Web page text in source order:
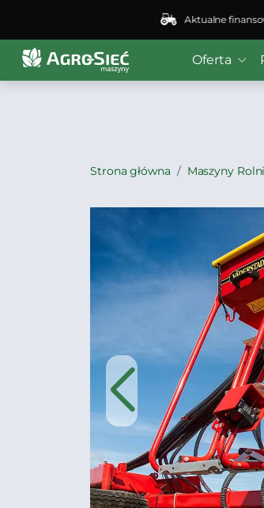
Deprecated: preg_replace(): Passing
bei4/public_html/wp-content/plugins/
Aktualne finansowania |
Oferta
Strona główna Maszyny